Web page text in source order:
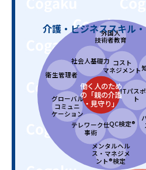
働く人のため
の「親の介護
・見守り」
ITパス
ト
QC検定®
コスト
マネジメント
社会人基礎力
テレワーク仕
事術
グローバル
コミュニ
ケーション
衛生管理者
メンタルヘル
ス・マネジメ
ント®検定
外国人
技術者教育
介護・ビジネススキル